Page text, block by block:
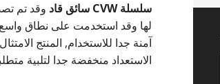
سلسلة CVW سائق قاد
الاستعداد منخفضة جدا لتلبية